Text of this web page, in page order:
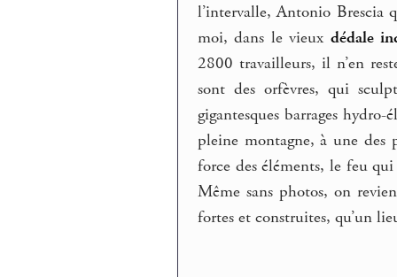
l’intervalle, Antonio Brescia
moi, dans le vieux dédale
2800 travailleurs, il n’en
sont des orfèvres, qui
gigantesques barrages
pleine montagne, à une des
force des éléments, le feu
Même sans photos, on
fortes et construites, qu’un